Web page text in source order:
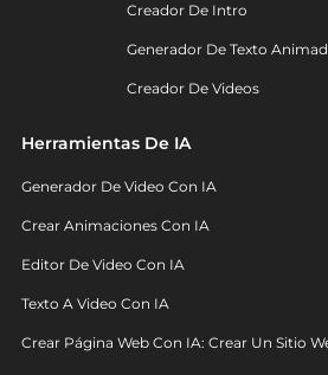
Creador De Intro
Generador De Texto
Creador De Videos
Herramientas De IA
Generador De Video Con IA
Crear Animaciones Con IA
Editor De Video Con IA
Texto A Video Con IA
Crear Página Web Con IA: Crear Un Sitio